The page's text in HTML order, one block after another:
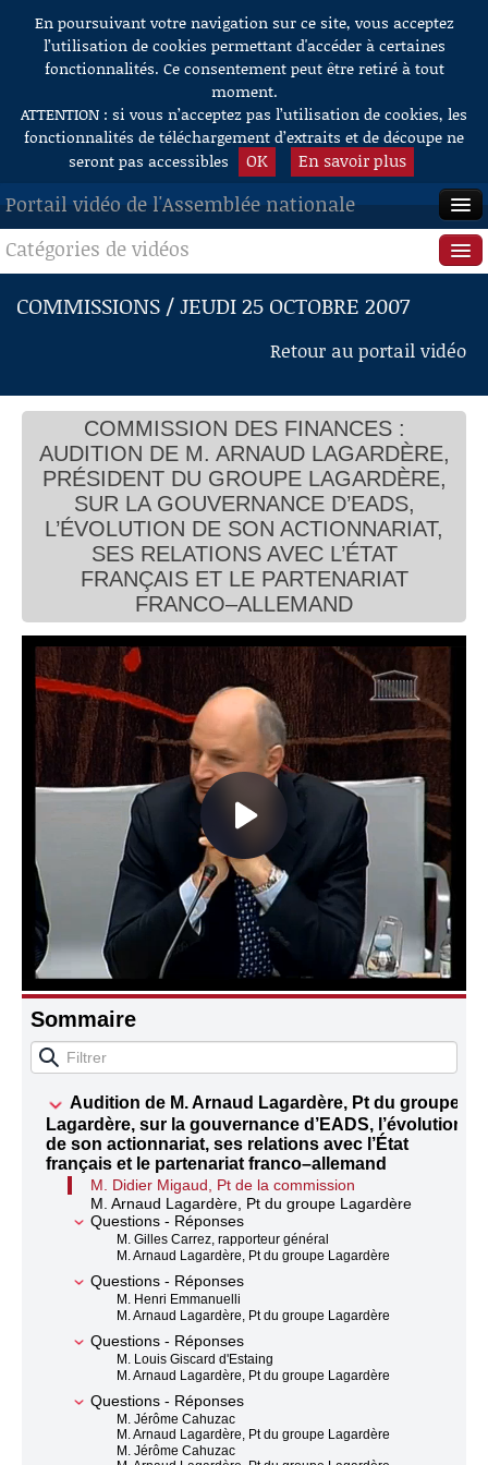
Aller au contenu
En poursuivant votre navigation sur ce site, vous acceptez
l’utilisation de cookies permettant d'accéder à certaines
fonctionnalités. Ce consentement peut être retiré à tout
moment.
ATTENTION : si vous n’acceptez pas l’utilisation de cookies, les
fonctionnalités de téléchargement d’extraits et de découpe ne
seront pas accessibles
OK En savoir plus
Portail vidéo de l'Assemblée nationale
ACCUEIL
EN DIRECT
RECHERCHE
AIDE À LA DÉCOUPE
DE VIDÉOS
Catégories de vidéos
Séance publique
Questions au Gouvernement
Commissions
Présidence
Évènements
Connaissance, Histoire
Autres
COMMISSIONS / JEUDI 25 OCTOBRE 2007
Retour au portail vidéo
COMMISSION DES FINANCES :
AUDITION DE M. ARNAUD LAGARDÈRE,
PRÉSIDENT DU GROUPE LAGARDÈRE,
SUR LA GOUVERNANCE D’EADS,
L’ÉVOLUTION DE SON ACTIONNARIAT,
SES RELATIONS AVEC L’ÉTAT
FRANÇAIS ET LE PARTENARIAT
FRANCO–ALLEMAND
Sommaire
Audition de M. Arnaud Lagardère, Pt du groupe
Lagardère, sur la gouvernance d’EADS, l’évolution
de son actionnariat, ses relations avec l’État
français et le partenariat franco–allemand
M. Didier Migaud, Pt de la commission
M. Arnaud Lagardère, Pt du groupe Lagardère
Questions - Réponses
M. Gilles Carrez, rapporteur général
M. Arnaud Lagardère, Pt du groupe Lagardère
Questions - Réponses
M. Henri Emmanuelli
M. Arnaud Lagardère, Pt du groupe Lagardère
Questions - Réponses
M. Louis Giscard d'Estaing
M. Arnaud Lagardère, Pt du groupe Lagardère
Questions - Réponses
M. Jérôme Cahuzac
M. Arnaud Lagardère, Pt du groupe Lagardère
M. Jérôme Cahuzac